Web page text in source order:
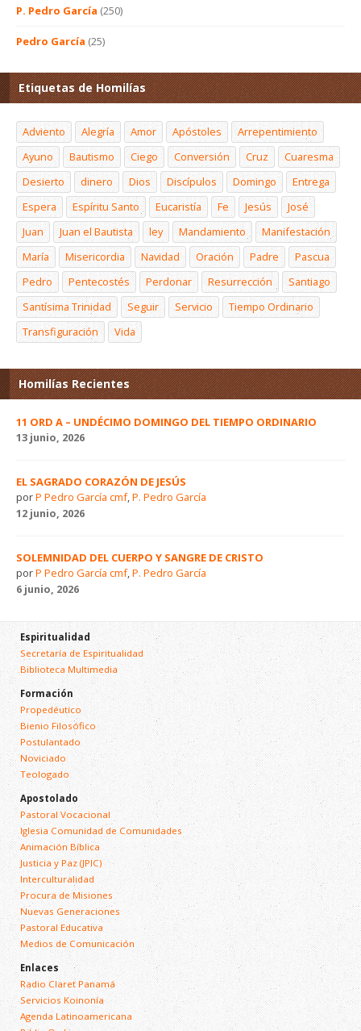
P. Pedro García (250)
Pedro García (25)
Etiquetas de Homilías
Adviento Alegría Amor Apóstoles
Arrepentimiento
Ayuno
Bautismo Ciego Conversión Cruz
Cuaresma
Desierto
dinero Dios Discípulos Domingo
Entrega
Espera
Espíritu Santo Eucaristía Fe Jesús
José
Juan
Juan el Bautista ley Mandamiento
Manifestación
María
Misericordia Navidad Oración Padre
Pascua
Pedro
Pentecostés Perdonar Resurrección
Santiago
Santísima Trinidad
Seguir Servicio
Tiempo Ordinario
Transfiguración
Vida
Homilías Recientes
11 ORD A – UNDÉCIMO DOMINGO DEL TIEMPO ORDINARIO
13 junio, 2026
EL SAGRADO CORAZÓN DE JESÚS
porP Pedro García cmf,P. Pedro García
12 junio, 2026
SOLEMNIDAD DEL CUERPO Y SANGRE DE CRISTO
porP Pedro García cmf,P. Pedro García
6 junio, 2026
Espiritualidad
Secretaría de Espiritualidad
Biblioteca Multimedia
Formación
Propedéutico
Bienio Filosófico
Postulantado
Noviciado
Teologado
Apostolado
Pastoral Vocacional
Iglesia Comunidad de Comunidades
Animación Bíblica
Justicia y Paz (JPIC)
Interculturalidad
Procura de Misiones
Nuevas Generaciones
Pastoral Educativa
Medios de Comunicación
Enlaces
Radio Claret Panamá
Servicios Koinonía
Agenda Latinoamericana